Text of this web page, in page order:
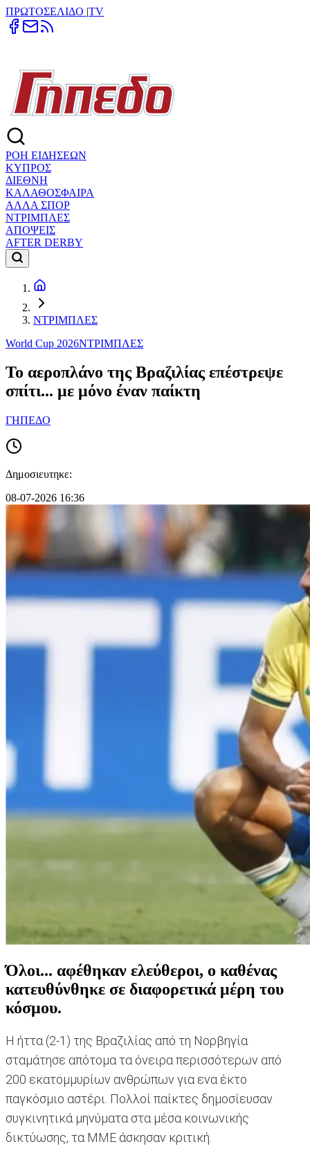
ΠΡΩΤΟΣΕΛΙΔΟ |TV
ΡΟΗ ΕΙΔΗΣΕΩΝ
ΚΥΠΡΟΣ
ΔΙΕΘΝΗ
ΚΑΛΑΘΟΣΦΑΙΡΑ
ΑΛΛΑ ΣΠΟΡ
ΝΤΡΙΜΠΛΕΣ
ΑΠΟΨΕΙΣ
AFTER DERBY
ΝΤΡΙΜΠΛΕΣ
World Cup 2026ΝΤΡΙΜΠΛΕΣ
Το αεροπλάνο της Βραζιλίας επέστρεψε
σπίτι... με μόνο έναν παίκτη
ΓΗΠΕΔΟ
Δημοσιευτηκε:
08-07-2026 16:36
Όλοι... αφέθηκαν ελεύθεροι, ο καθένας
κατευθύνθηκε σε διαφορετικά μέρη του
κόσμου.
Η ήττα (2-1) της Βραζιλίας από τη Νορβηγία
σταμάτησε απότομα τα όνειρα περισσότερων από
200 εκατομμυρίων ανθρώπων για ενα έκτο
παγκόσμιο αστέρι. Πολλοί παίκτες δημοσίευσαν
συγκινητικά μηνύματα στα μέσα κοινωνικής
δικτύωσης, τα ΜΜΕ άσκησαν κριτική.